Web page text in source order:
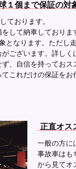
１個まで保証の対
ております。
して納車しており
となります。ただし
ございます。詳し
、自信を持ってお
これだけの保証をお
正直オス
一般の方に
事故車はも
から見てオ